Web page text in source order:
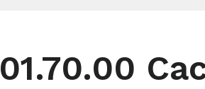
01.70.00